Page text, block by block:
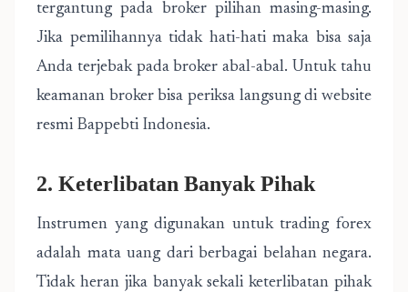
tergantung pada broker pilihan masing-masing.
Jika pemilihannya tidak hati-hati maka bisa saja
Anda terjebak pada broker abal-abal. Untuk tahu
keamanan broker bisa periksa langsung di website
resmi Bappebti Indonesia.
2. Keterlibatan Banyak Pihak
Instrumen yang digunakan untuk trading forex
adalah mata uang dari berbagai belahan negara.
Tidak heran jika banyak sekali keterlibatan pihak